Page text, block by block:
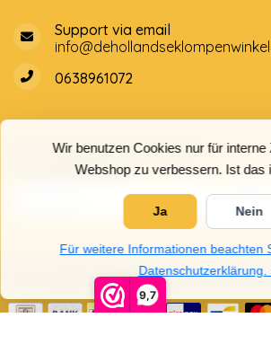
9,7
Wir benutzen Cookies nur für
Webshop zu verbessern. Ist das
Ja Nein
Für weitere Informationen beachten
Datenschutzerklärung.
Support via email
0638961072
ÖffnungszeitenSocials
Kundendienst
© Copyright 2026 Der Holländische